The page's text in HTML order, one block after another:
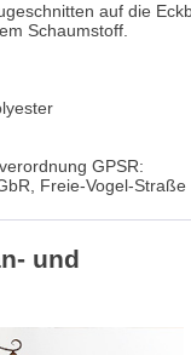
auf die
Schaumstoff.
GPSR:
Freie-Vogel-
und